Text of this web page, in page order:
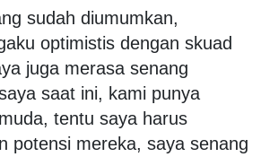
sudah diumumkan,
optimistis dengan skuad
juga merasa senang
saat ini, kami punya
tentu saya harus
potensi mereka, saya senang